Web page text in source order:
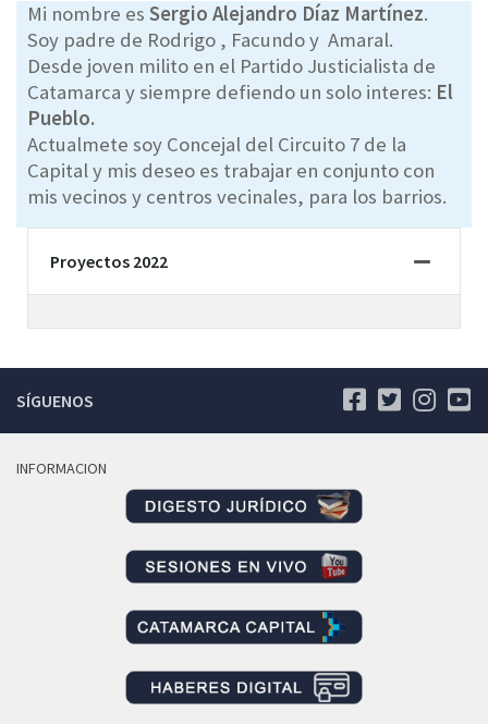
Mi nombre es Sergio Alejandro Díaz Martínez.
Soy padre de Rodrigo , Facundo y Amaral.
Desde joven milito en el Partido Justicialista de
Catamarca y siempre defiendo un solo interes: El
Pueblo.
Actualmete soy Concejal del Circuito 7 de la
Capital y mis deseo es trabajar en conjunto con
mis vecinos y centros vecinales, para los barrios.
Proyectos 2022
SÍGUENOS
INFORMACION